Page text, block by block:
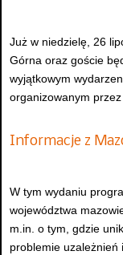
Już w niedzielę, 26
Górna oraz goście
wyjątkowym
organizowanym przez
Informacje z
W tym wydaniu
województwa
m.in. o tym, gdzie
problemie uzależnień